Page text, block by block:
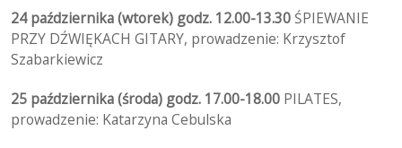
24 października (wtorek) godz. 12.00-13.30 ŚPIEWANIE
PRZY DŹWIĘKACH GITARY, prowadzenie: Krzysztof
Szabarkiewicz
25 października (środa) godz. 17.00-18.00 PILATES,
prowadzenie: Katarzyna Cebulska